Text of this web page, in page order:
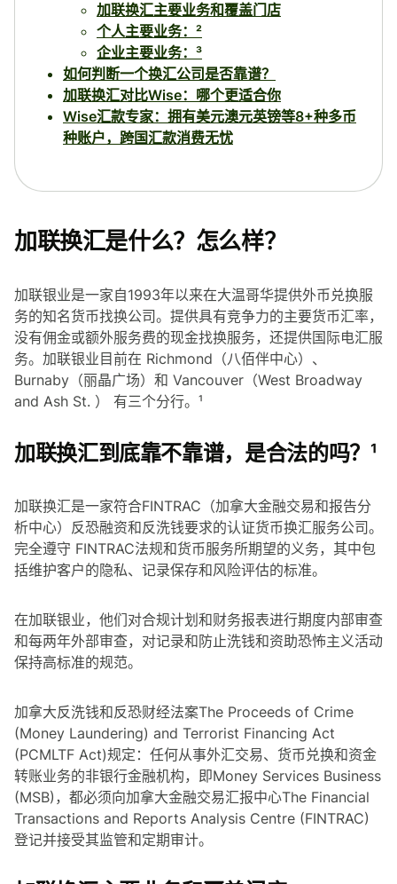
加联换汇主要业务和覆盖门店
个人主要业务：²
企业主要业务：³
如何判断一个换汇公司是否靠谱？
加联换汇对比Wise：哪个更适合你
Wise汇款专家：拥有美元澳元英镑等8+种多币
种账户，跨国汇款消费无忧
加联换汇是什么？怎么样？
加联银业是一家自1993年以来在大温哥华提供外币兑换服
务的知名货币找换公司。提供具有竞争力的主要货币汇率，
没有佣金或额外服务费的现金找换服务，还提供国际电汇服
务。加联银业目前在 Richmond（八佰伴中心）、
Burnaby（丽晶广场）和 Vancouver（West Broadway
and Ash St. ） 有三个分行。¹
加联换汇到底靠不靠谱，是合法的吗？¹
加联换汇是一家符合FINTRAC（加拿大金融交易和报告分
析中心）反恐融资和反洗钱要求的认证货币换汇服务公司。
完全遵守 FINTRAC法规和货币服务所期望的义务，其中包
括维护客户的隐私、记录保存和风险评估的标准。
在加联银业，他们对合规计划和财务报表进行期度内部审查
和每两年外部审查，对记录和防止洗钱和资助恐怖主义活动
保持高标准的规范。
加拿大反洗钱和反恐财经法案The Proceeds of Crime
(Money Laundering) and Terrorist Financing Act
(PCMLTF Act)规定：任何从事外汇交易、货币兑换和资金
转账业务的非银行金融机构，即Money Services Business
(MSB)，都必须向加拿大金融交易汇报中心The Financial
Transactions and Reports Analysis Centre (FINTRAC)
登记并接受其监管和定期审计。